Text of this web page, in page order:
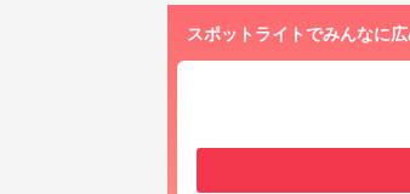
スポットライトでみんなに広